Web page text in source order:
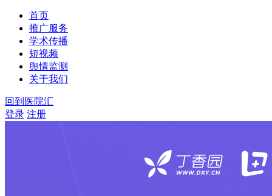
首页
推广服务
学术传播
短视频
舆情监测
关于我们
回到医院汇
登录 注册